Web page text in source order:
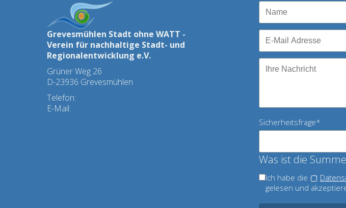
Grevesmühlen Stadt ohne WATT -
Verein für nachhaltige Stadt- und
Regionalentwicklung e.V.
Grüner Weg 26
D-23936 Grevesmühlen
Telefon:
E-Mail:
Pflichtfeld
Sicherheitsfrage*
Was ist die
Ich habe die
gelesen und